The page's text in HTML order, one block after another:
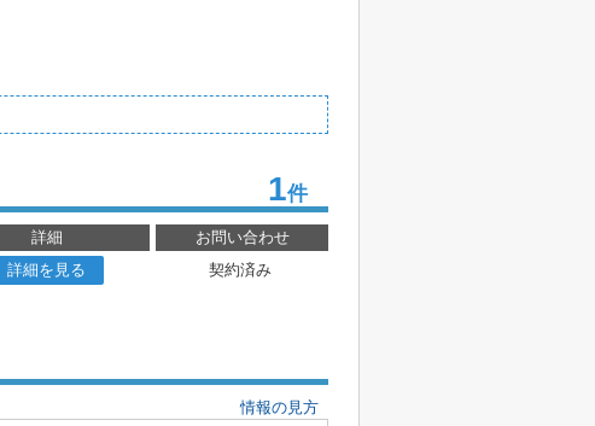
1件
詳細 お問い合わせ
詳細を見る
契約済み
情報の見方